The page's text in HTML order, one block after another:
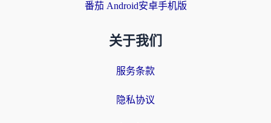
番茄 Android安卓手机版
关于我们
服务条款
隐私协议